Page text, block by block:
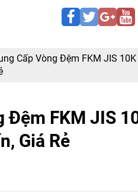
Cấp Vòng Đệm FKM JIS 10K
Đệm FKM JIS
Giá Rẻ